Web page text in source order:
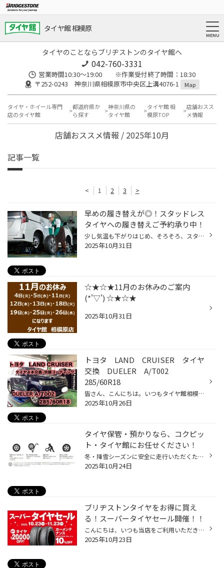
タイヤ館 相模原
タイヤのことならブリヂストンのタイヤ館へ
042-760-3331
営業時間10:30～19:00 ※作業受付終了時間：18:30
〒252-0243 神奈川県相模原市中央区上溝4076-1
Map
タイヤ・ホイール専門
店のタイヤ館
都道府県か
ら探す
神奈川県の
タイヤ館
タイヤ館 相
模原TOP
店舗おスス
メ情報
店舗おススメ情報 / 2025年10月
記事一覧
< 1 2 3 >
早めの履き替えが◎！スタッドレス
タイヤへの履き替えご予約承り中！
少し気温も下がりはじめ、そろそろ、スタッドレスタイヤへの履き替えを検討されている方も いらっしゃると思います。 今回は「タイヤ履き替え」についてご紹介します。 「タイヤの履き替えは早いほうがいい？」 雪が降る、まさにその直前に履き替えたい！というお客様の声もございますが、 履き替え...
2025年10月31日
☆★☆★11月のお休みのご案内
(*'▽') ☆★☆★
2025年10月31日
トヨタ LAND CRUISER タイヤ
交換 DUELER A/T002
285/60R18
皆さん、こんにちは。いつもタイヤ館相模原店のHPをご覧いただきありがとうございます。 今回ご紹介するのは、トヨタ LAND CRUISERのタイヤ交換・ハブ防錆コーティングです。 ⇓ 交換するタイヤはこちら ⇓ ”DUELER ALLーTERRAIN A/T002 285/60R18” こちらのタイヤは、様々な道での走破性と快適な走り...
2025年10月26日
タイヤ保管・預かりなら、コクピッ
ト・タイヤ館にお任せください！
冬・降雪シーズンに安全に走行いただくためには、夏タイヤから冬タイヤへの履き替えがとても重要ですが、 外したタイヤはどうすれば？とお困りのお客様がいらっしゃるのではないでしょうか？ 今回は「タイヤ保管」についてご紹介します。 「外したタイヤはどうすればいいの？」 夏タイヤから冬タイ...
2025年10月24日
ブリヂストンタイヤをお得に買え
る！スーパータイヤセール開催！！
こんにちは、いつも当店をご利用いただきましてありがとうございます。 コクピット・タイヤ館では、ブリヂストンタイヤをお得に買える！ スーパータイヤセールを開催いたします！ ブリヂストンのタイヤを4本ご購入で最大20,000OFF！ タイヤをお得にご購入頂けるチャンスです！ 夏タイヤの交換やスタ...
2025年10月23日